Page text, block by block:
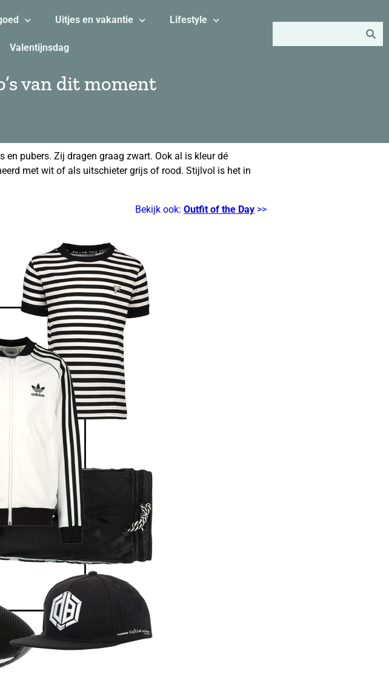
Uitjes en vakantie Lifestyle
Valentijnsdag
van dit moment
en pubers. Zij dragen graag zwart. Ook al is kleur dé
met wit of als uitschieter grijs of rood. Stijlvol is het in
Bekijk ook: Outfit of the Day >>